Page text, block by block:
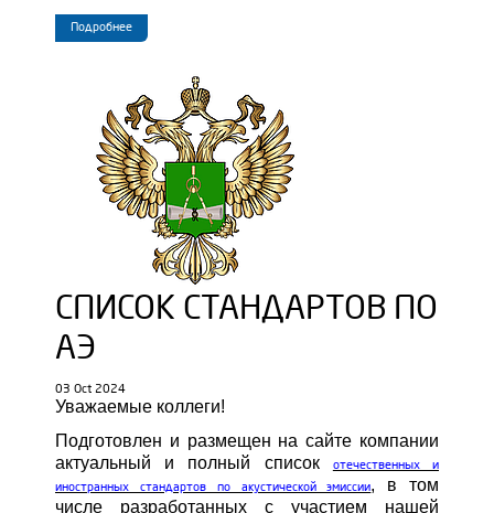
Подробнее
СПИСОК СТАНДАРТОВ ПО
АЭ
03 Oct 2024
Уважаемые коллеги!
Подготовлен и размещен на сайте компании
актуальный и полный список
отечественных и
иностранных стандартов по акустической эмиссии, в том
числе разработанных с участием нашей